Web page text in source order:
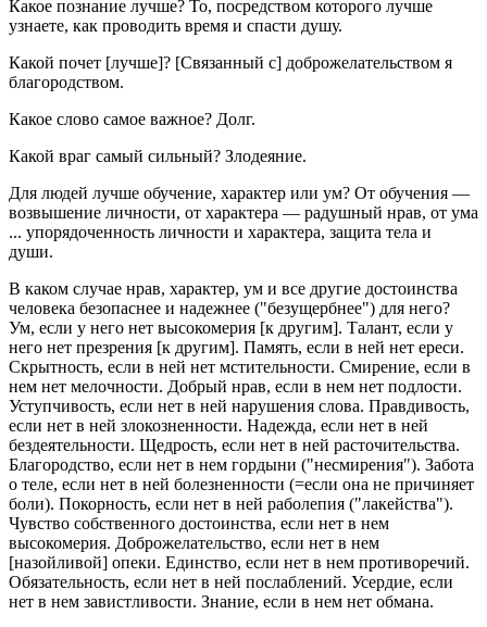
Какое познание лучше? То, посредством которого лучше
узнаете, как проводить время и спасти душу.
Какой почет [лучше]? [Связанный с] доброжелательством я
благородством.
Какое слово самое важное? Долг.
Какой враг самый сильный? Злодеяние.
Для людей лучше обучение, характер или ум? От обучения —
возвышение личности, от характера — радушный нрав, от ума
... упорядоченность личности и характера, защита тела и
души.
В каком случае нрав, характер, ум и все другие достоинства
человека безопаснее и надежнее ("безущербнее") для него?
Ум, если у него нет высокомерия [к другим]. Талант, если у
него нет презрения [к другим]. Память, если в ней нет ереси.
Скрытность, если в ней нет мстительности. Смирение, если в
нем нет мелочности. Добрый нрав, если в нем нет подлости.
Уступчивость, если нет в ней нарушения слова. Правдивость,
если нет в ней злокозненности. Надежда, если нет в ней
бездеятельности. Щедрость, если нет в ней расточительства.
Благородство, если нет в нем гордыни ("несмирения"). Забота
о теле, если нет в ней болезненности (=если она не причиняет
боли). Покорность, если нет в ней раболепия ("лакейства").
Чувство собственного достоинства, если нет в нем
высокомерия. Доброжелательство, если нет в нем
[назойливой] опеки. Единство, если нет в нем противоречий.
Обязательность, если нет в ней послаблений. Усердие, если
нет в нем завистливости. Знание, если в нем нет обмана.